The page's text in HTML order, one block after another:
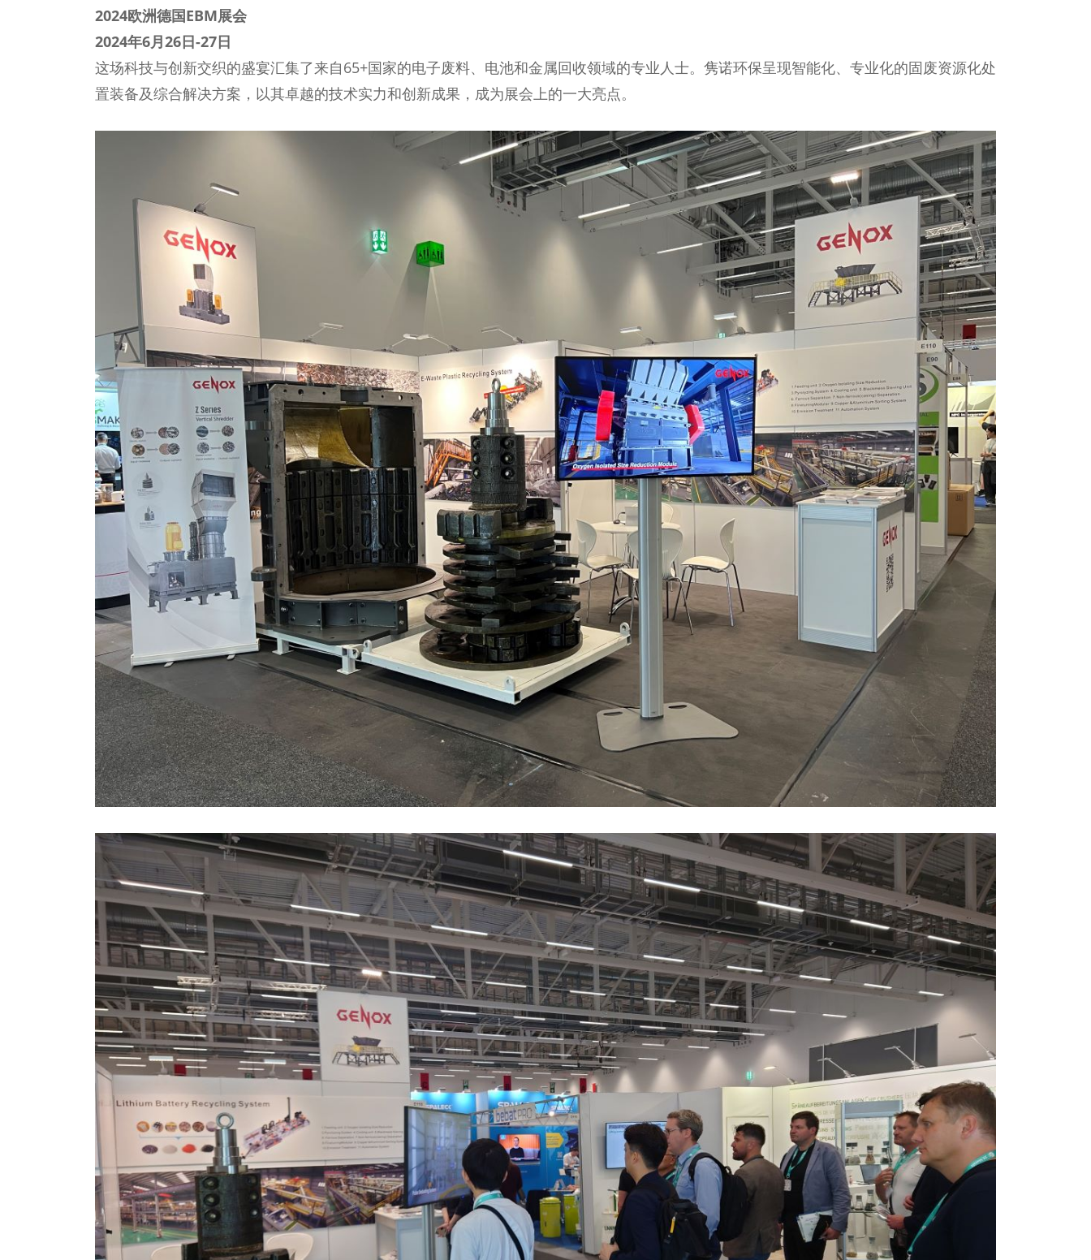
2024欧洲德国EBM展会
2024年6月26日-27日
这场科技与创新交织的盛宴汇集了来自65+国家的电子废料、电池和金属回收领域的专业人士。隽诺环保呈现智能化、专业化的固废资源化处
置装备及综合解决方案，以其卓越的技术实力和创新成果，成为展会上的一大亮点。